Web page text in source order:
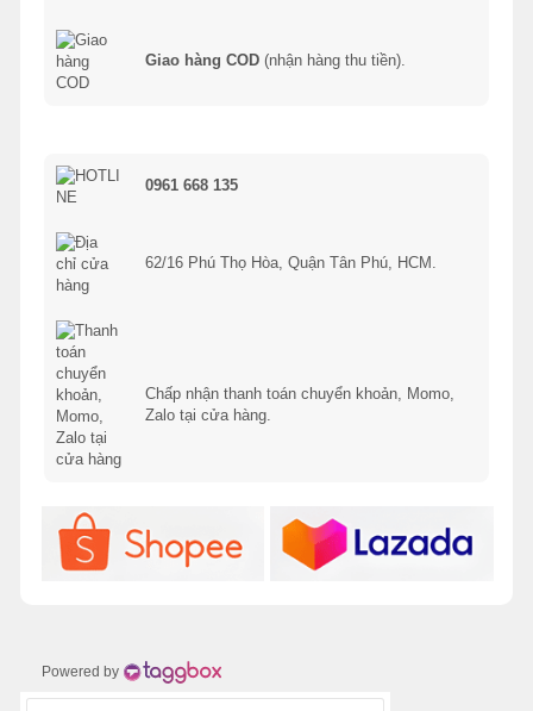
Giao hàng COD (nhận hàng thu tiền).
0961 668 135
62/16 Phú Thọ Hòa, Quận Tân Phú, HCM.
Chấp nhận thanh toán chuyển khoản, Momo,
Zalo tại cửa hàng.
Powered by